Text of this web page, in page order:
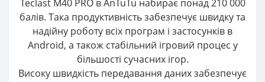
Teclast M40 PRO в AnTuTu набирає понад 210 000
балів. Така продуктивність забезпечує швидку та
надійну роботу всіх програм і застосунків в
Android, а також стабільний ігровий процес у
більшості сучасних ігор.
Високу швидкість передавання даних забезпечує